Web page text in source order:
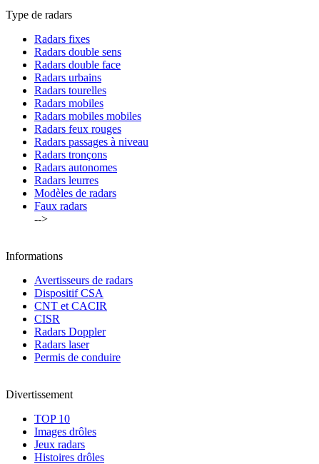
Type de radars
Radars fixes
Radars double sens
Radars double face
Radars urbains
Radars tourelles
Radars mobiles
Radars mobiles mobiles
Radars feux rouges
Radars passages à niveau
Radars tronçons
Radars autonomes
Radars leurres
Modèles de radars
Faux radars
-->
Informations
Avertisseurs de radars
Dispositif CSA
CNT et CACIR
CISR
Radars Doppler
Radars laser
Permis de conduire
Divertissement
TOP 10
Images drôles
Jeux radars
Histoires drôles